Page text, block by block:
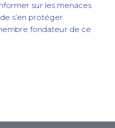
sur les menaces
s’en protéger.
fondateur de ce